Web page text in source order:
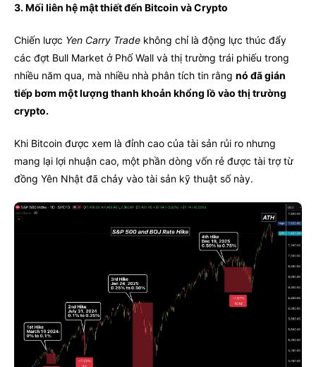
3. Mối liên hệ mật thiết đến Bitcoin và Crypto
Chiến lược Yen Carry Trade không chỉ là động lực thúc đẩy
các đợt Bull Market ở Phố Wall và thị trường trái phiếu trong
nhiều năm qua, mà nhiều nhà phân tích tin rằng nó đã gián
tiếp bơm một lượng thanh khoản khổng lồ vào thị trường
crypto.
Khi Bitcoin được xem là đỉnh cao của tài sản rủi ro nhưng
mang lại lợi nhuận cao, một phần dòng vốn rẻ được tài trợ từ
đồng Yên Nhật đã chảy vào tài sản kỹ thuật số này.